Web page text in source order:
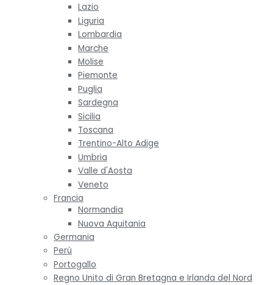
Lazio
Liguria
Lombardia
Marche
Molise
Piemonte
Puglia
Sardegna
Sicilia
Toscana
Trentino-Alto Adige
Umbria
Valle d'Aosta
Veneto
Francia
Normandia
Nuova Aquitania
Germania
Perù
Portogallo
Regno Unito di Gran Bretagna e Irlanda del Nord